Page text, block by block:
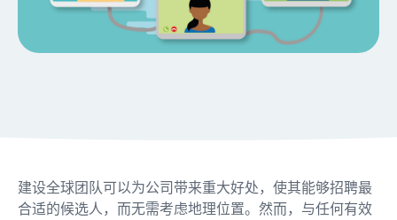
建设全球团队可以为公司带来重大好处，使其能够招聘最
合适的候选人，而无需考虑地理位置。然而，与任何有效